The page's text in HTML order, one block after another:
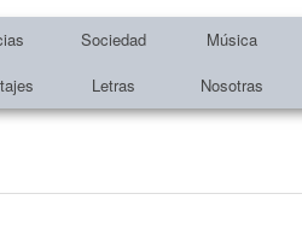
Sociedad Música
Letras Nosotras